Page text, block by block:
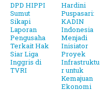
DPD HIPPI
Sumut
Sikapi
Laporan
Pengusaha
Terkait Hak
Siar Liga
Inggris di
TVRI
Hardini
Puspasari:
KADIN
Indonesia
Menjadi
Inisiator
Proyek
Infrastruktu
r untuk
Kemajuan
Ekonomi